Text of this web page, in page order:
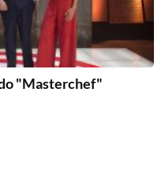
"Masterchef"